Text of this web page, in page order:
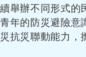
舉辦不同形式的
年的防災避險意
抗災聯動能力，